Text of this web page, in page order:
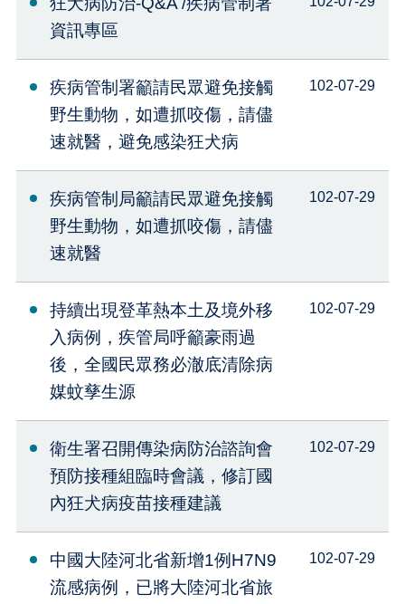
資訊專區
疾病管制署籲請民眾避免接觸
野生動物，如遭抓咬傷，請儘
速就醫，避免感染狂犬病
102-07-29
疾病管制局籲請民眾避免接觸
野生動物，如遭抓咬傷，請儘
速就醫
102-07-29
持續出現登革熱本土及境外移
入病例，疾管局呼籲豪雨過
後，全國民眾務必澈底清除病
媒蚊孳生源
102-07-29
衛生署召開傳染病防治諮詢會
預防接種組臨時會議，修訂國
內狂犬病疫苗接種建議
102-07-29
中國大陸河北省新增1例H7N9
流感病例，已將大陸河北省旅
102-07-29